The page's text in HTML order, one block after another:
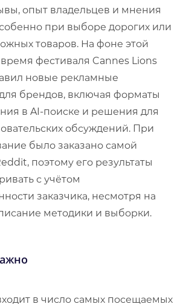
опыт владельцев и мнения
при выборе дорогих или
товаров. На фоне этой
фестиваля Cannes Lions
новые рекламные
брендов, включая форматы
в AI-поиске и решения для
обсуждений. При
было заказано самой
поэтому его результаты
с учётом
заказчика, несмотря на
методики и выборки.
в число самых посещаемых